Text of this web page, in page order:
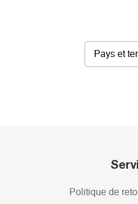
Pays et
Politique de